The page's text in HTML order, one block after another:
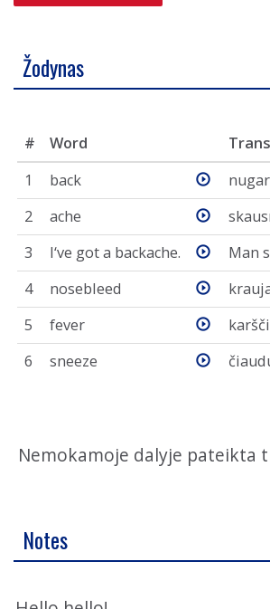
Žodynas
# Word
1
back
2
ache
3
I‘ve got a backache.
Man
4
nosebleed
5
fever
6
sneeze
Nemokamoje dalyje pateikta
Notes